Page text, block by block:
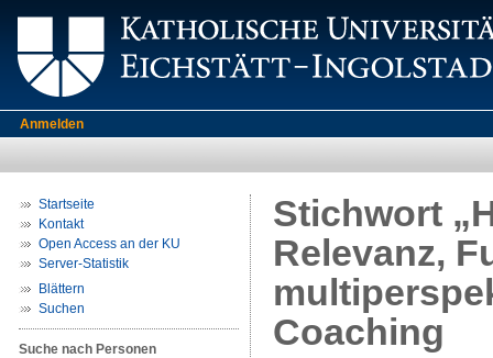
Anmelden
Startseite
Kontakt
Open Access an der KU
Server-Statistik
Blättern
Suchen
Suche nach Personen
Stichwort
Relevanz,
Coaching